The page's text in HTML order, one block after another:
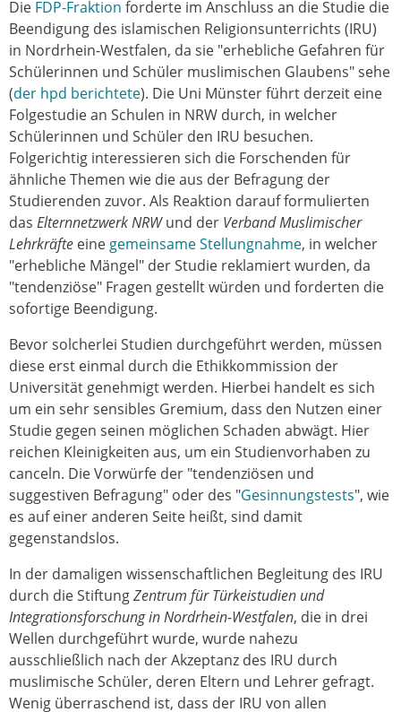
Die FDP-Fraktion forderte im Anschluss an die Studie die
Beendigung des islamischen Religionsunterrichts (IRU)
in Nordrhein-Westfalen, da sie "erhebliche Gefahren für
Schülerinnen und Schüler muslimischen Glaubens" sehe
(der hpd berichtete). Die Uni Münster führt derzeit eine
Folgestudie an Schulen in NRW durch, in welcher
Schülerinnen und Schüler den IRU besuchen.
Folgerichtig interessieren sich die Forschenden für
ähnliche Themen wie die aus der Befragung der
Studierenden zuvor. Als Reaktion darauf formulierten
das Elternnetzwerk NRWund der Verband Muslimischer
Lehrkräfte eine gemeinsame Stellungnahme, in welcher
"erhebliche Mängel" der Studie reklamiert wurden, da
"tendenziöse" Fragen gestellt würden und forderten die
sofortige Beendigung.
Bevor solcherlei Studien durchgeführt werden, müssen
diese erst einmal durch die Ethikkommission der
Universität genehmigt werden. Hierbei handelt es sich
um ein sehr sensibles Gremium, dass den Nutzen einer
Studie gegen seinen möglichen Schaden abwägt. Hier
reichen Kleinigkeiten aus, um ein Studienvorhaben zu
canceln. Die Vorwürfe der "tendenziösen und
suggestiven Befragung" oder des "Gesinnungstests", wie
es auf einer anderen Seite heißt, sind damit
gegenstandslos.
In der damaligen wissenschaftlichen Begleitung des IRU
durch die StiftungZentrum für Türkeistudien und
Integrationsforschung in Nordrhein-Westfalen, die in drei
Wellen durchgeführt wurde, wurde nahezu
ausschließlich nach der Akzeptanz des IRU durch
muslimische Schüler, deren Eltern und Lehrer gefragt.
Wenig überraschend ist, dass der IRU von allen